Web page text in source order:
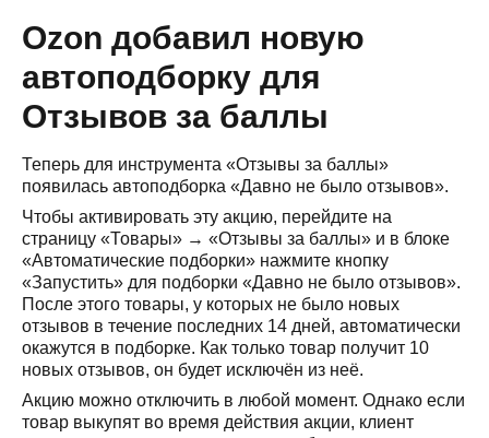
Ozon добавил новую
автоподборку для
Отзывов за баллы
Теперь для инструмента «Отзывы за баллы»
появилась автоподборка «Давно не было отзывов».
Чтобы активировать эту акцию, перейдите на
страницу «Товары» → «Отзывы за баллы» и в блоке
«Автоматические подборки» нажмите кнопку
«Запустить» для подборки «Давно не было отзывов».
После этого товары, у которых не было новых
отзывов в течение последних 14 дней, автоматически
окажутся в подборке. Как только товар получит 10
новых отзывов, он будет исключён из неё.
Акцию можно отключить в любой момент. Однако если
товар выкупят во время действия акции, клиент